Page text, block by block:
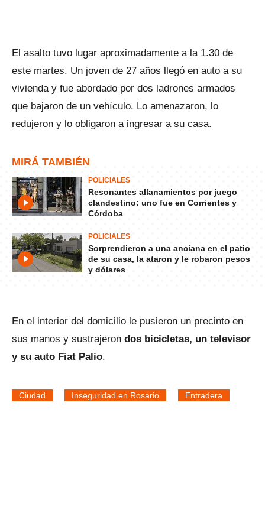
El asalto tuvo lugar aproximadamente a la 1.30 de
este martes. Un joven de 27 años llegó en auto a su
vivienda y fue abordado por dos ladrones armados
que bajaron de un vehículo. Lo amenazaron, lo
redujeron y lo obligaron a ingresar a su casa.
MIRÁ TAMBIÉN
POLICIALES
Resonantes allanamientos por juego
clandestino: uno fue en Corrientes y
Córdoba
POLICIALES
Sorprendieron a una anciana en el patio
de su casa, la ataron y le robaron pesos
y dólares
En el interior del domicilio le pusieron un precinto en
sus manos y sustrajeron dos bicicletas, un televisor
y su auto Fiat Palio.
Ciudad Inseguridad en Rosario Entradera